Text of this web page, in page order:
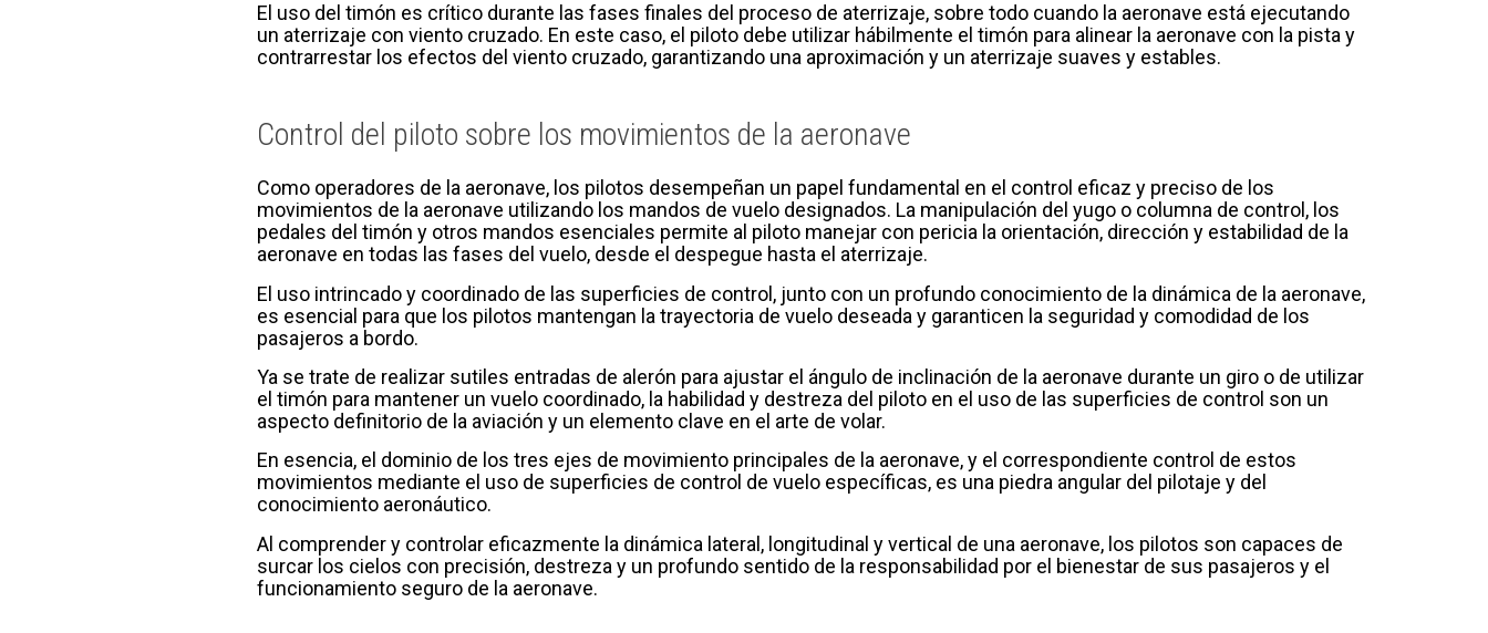
El uso del timón es crítico durante las fases finales del proceso de aterrizaje, sobre todo cuando la aeronave está ejecutando
un aterrizaje con viento cruzado. En este caso, el piloto debe utilizar hábilmente el timón para alinear la aeronave con la pista y
contrarrestar los efectos del viento cruzado, garantizando una aproximación y un aterrizaje suaves y estables.
Control del piloto sobre los movimientos de la aeronave
Como operadores de la aeronave, los pilotos desempeñan un papel fundamental en el control eficaz y preciso de los
movimientos de la aeronave utilizando los mandos de vuelo designados. La manipulación del yugo o columna de control, los
pedales del timón y otros mandos esenciales permite al piloto manejar con pericia la orientación, dirección y estabilidad de la
aeronave en todas las fases del vuelo, desde el despegue hasta el aterrizaje.
El uso intrincado y coordinado de las superficies de control, junto con un profundo conocimiento de la dinámica de la aeronave,
es esencial para que los pilotos mantengan la trayectoria de vuelo deseada y garanticen la seguridad y comodidad de los
pasajeros a bordo.
Ya se trate de realizar sutiles entradas de alerón para ajustar el ángulo de inclinación de la aeronave durante un giro o de utilizar
el timón para mantener un vuelo coordinado, la habilidad y destreza del piloto en el uso de las superficies de control son un
aspecto definitorio de la aviación y un elemento clave en el arte de volar.
En esencia, el dominio de los tres ejes de movimiento principales de la aeronave, y el correspondiente control de estos
movimientos mediante el uso de superficies de control de vuelo específicas, es una piedra angular del pilotaje y del
conocimiento aeronáutico.
Al comprender y controlar eficazmente la dinámica lateral, longitudinal y vertical de una aeronave, los pilotos son capaces de
surcar los cielos con precisión, destreza y un profundo sentido de la responsabilidad por el bienestar de sus pasajeros y el
funcionamiento seguro de la aeronave.